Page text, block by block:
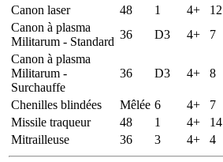
Canon laser
48 1 4+ 12
Canon à plasma
Militarum - Standard
36 D3 4+ 7
Canon à plasma
Militarum -
Surchauffe
36 D3 4+ 8
Chenilles blindées
Mêlée 6 4+ 7
Missile traqueur
48 1 4+ 14
Mitrailleuse
36 3 4+ 4